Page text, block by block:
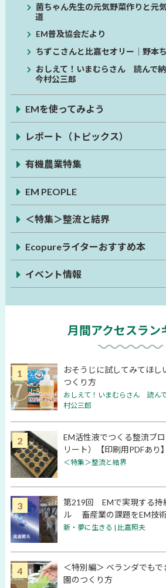
菌ちゃん先生の元気野菜作りと元
道
EM普及協会だより
ちずこさんと比嘉セオリー│野本
おしえて！いまむらさん 読んで
今村公三郎
EMを使ってみよう
レポート（トピックス）
有機農業特集
EM PEOPLE
＜特集＞整流と結界
Ecopureライターおすすめ本
イベント情報
月間アクセスラン
おそうじに試してみてほし
つくり方
おしえて！いまむらさん 読ん
村公三郎
EM活性液でつくる整流ブ
リート）【印刷用PDFあり】
＜特集＞整流と結界
第219回 EMで実現する持
ル 畜産業の課題をEM技
新・夢に生きる | 比嘉照夫
＜特別編＞ ベランダでも
園のつくり方